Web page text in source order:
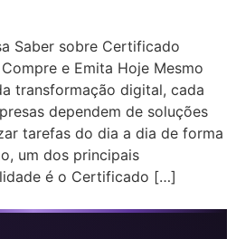
Saber sobre Certificado
e Emita Hoje Mesmo
transformação digital, cada
dependem de soluções
tarefas do dia a dia de forma
um dos principais
é o Certificado […]